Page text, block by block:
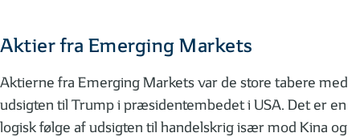
Aktier fra Emerging Markets
Aktierne fra Emerging Markets var de store tabere med
udsigten til Trump i præsidentembedet i USA. Det er en
logisk følge af udsigten til handelskrig især mod Kina og